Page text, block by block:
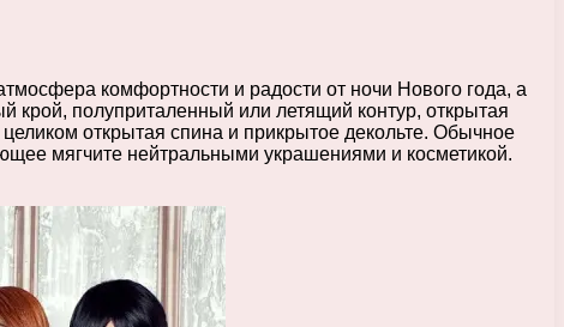
комфортности и радости от ночи Нового года, а
полуприталенный или летящий контур, открытая
открытая спина и прикрытое декольте. Обычное
мягчите нейтральными украшениями и косметикой.